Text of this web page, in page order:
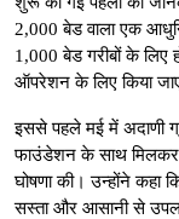
2,000 बेड वाला एक
1,000 बेड गरीबों के लिए
ऑपरेशन के लिए किया
इससे पहले मई में अदाणी
फाउंडेशन के साथ
घोषणा की। उन्होंने
सस्ता और आसानी से